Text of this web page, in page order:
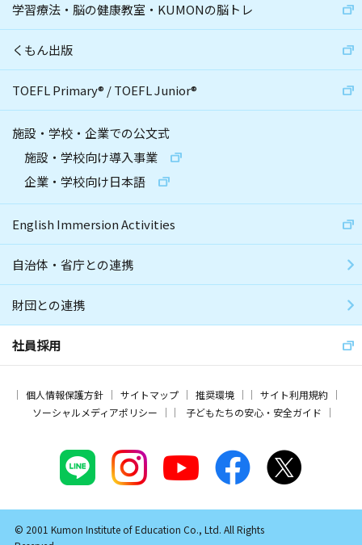
学習療法・脳の健康教室・KUMONの脳トレ
くもん出版
TOEFL Primary® /TOEFL Junior®
施設・学校・企業での公文式
施設・学校向け導入事業
企業・学校向け日本語
English Immersion Activities
自治体・省庁との連携
財団との連携
社員採用
個人情報保護方針 サイトマップ 推奨環境
サイト利用規約
ソーシャルメディアポリシー
子どもたちの安心・安全ガイド
© 2001 Kumon Institute of Education Co., Ltd. All Rights